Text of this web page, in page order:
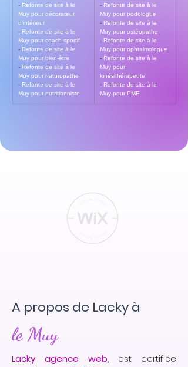
- Refonte de site à le
Muy pour décorateur
d’intérieur
- Refonte de site à le
Muy pour coach sportif
- Refonte de site à le
Muy pour bien-être
- Refonte de site à le
Muy pour naturopathe
- Refonte de site à le
Muy pour nutritionniste
- Refonte de site à le
Muy pour podologue
- Refonte de site à le
Muy pour ostéopathe
- Refonte de site à le
Muy pour ophtalmologue
- Refonte de site à le
Muy pour
kinésithérapeute
- Refonte de site à le
Muy pour PME
A propos de Lacky à
le Muy
Lacky agence web, est certifiée